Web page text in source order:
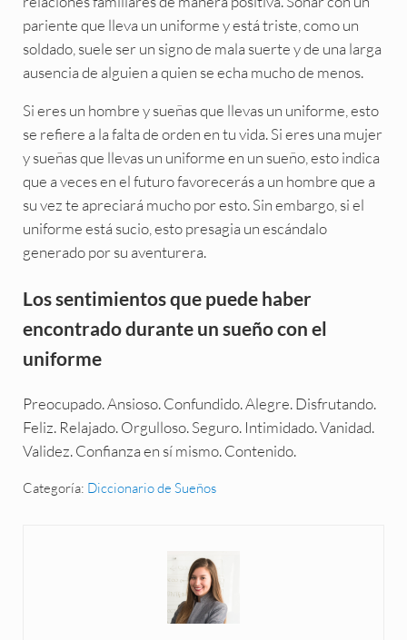
pariente que lleva un uniforme y está triste, como un
soldado, suele ser un signo de mala suerte y de una larga
ausencia de alguien a quien se echa mucho de menos.
Si eres un hombre y sueñas que llevas un uniforme, esto
se refiere a la falta de orden en tu vida. Si eres una mujer
y sueñas que llevas un uniforme en un sueño, esto indica
que a veces en el futuro favorecerás a un hombre que a
su vez te apreciará mucho por esto. Sin embargo, si el
uniforme está sucio, esto presagia un escándalo
generado por su aventurera.
Los sentimientos que puede haber
encontrado durante un sueño con el
uniforme
Preocupado. Ansioso. Confundido. Alegre. Disfrutando.
Feliz. Relajado. Orgulloso. Seguro. Intimidado. Vanidad.
Validez. Confianza en sí mismo. Contenido.
Categoría: Diccionario de Sueños